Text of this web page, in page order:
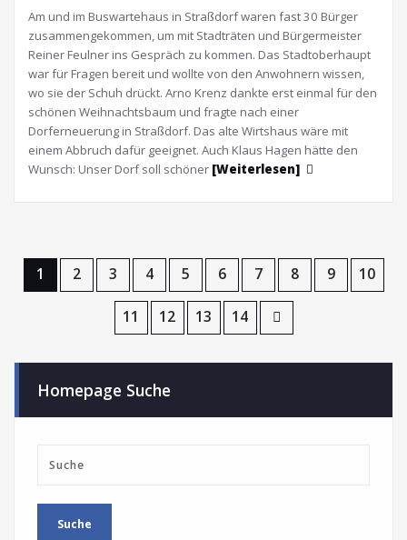
Am und im Buswartehaus in Straßdorf waren fast 30 Bürger
zusammengekommen, um mit Stadträten und Bürgermeister
Reiner Feulner ins Gespräch zu kommen. Das Stadtoberhaupt
war für Fragen bereit und wollte von den Anwohnern wissen,
wo sie der Schuh drückt. Arno Krenz dankte erst einmal für den
schönen Weihnachtsbaum und fragte nach einer
Dorferneuerung in Straßdorf. Das alte Wirtshaus wäre mit
einem Abbruch dafür geeignet. Auch Klaus Hagen hätte den
Wunsch: Unser Dorf soll schöner [Weiterlesen]
1 2 3 4 5 6 7 8 9 10
11 12 13 14
Homepage Suche